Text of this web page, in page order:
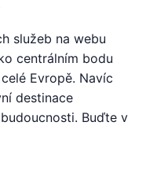
služeb na webu
centrálním bodu
Evropě. Navíc
destinace
Buďte v